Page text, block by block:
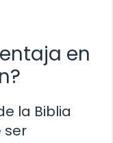
en
la Biblia
ser